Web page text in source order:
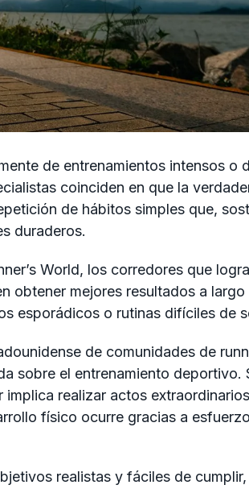
de entrenamientos intensos o
coinciden en que la
de hábitos simples que,
duraderos.
World, los corredores que
obtener mejores resultados a
esporádicos o rutinas difíciles de
de comunidades de
sobre el entrenamiento deportivo.
implica realizar actos extraordinarios
físico ocurre gracias a
realistas y fáciles de